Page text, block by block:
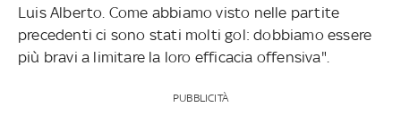
Luis Alberto. Come abbiamo visto nelle partite
precedenti ci sono stati molti gol: dobbiamo essere
più bravi a limitare la loro efficacia offensiva".
PUBBLICITÀ